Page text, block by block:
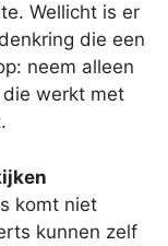
Wellicht is er
die een
neem alleen
werkt met
komt niet
kunnen zelf